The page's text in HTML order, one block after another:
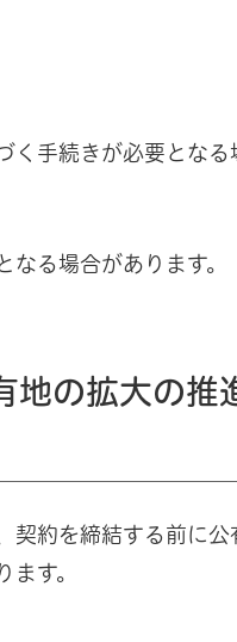
手続きが必要となる
る場合があります。
地の拡大の推
契約を締結する前に
ます。